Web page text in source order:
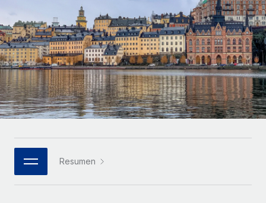
INFRAESTRUCTURA
Conexión Remote
Integra los RR. HH. en tus flujos de trabajo sin
complicaciones.
Plataforma
Funciones esenciales de RR. HH. integradas para tu
Conectar
Conecta cualquier herramienta de IA con Remote
empresas en crecimiento.
Mediana empresa
Amplía tu equipo con soluciones de RR. HH.
personalizadas.
Empresa
RR. HH. globales para grandes empresas.
ASOCIARSE
Socios tecnológicos estratégicos
Integra la gestión de los RR. HH. globales en tu
APRENDIZAJE CON REMOTE
Guías y recursos
Casos prácticos
Glosario de RR. HH.
Listas de verificación y plantillas
Biblioteca de descripciones de puestos
Webinarios
Español
Italiano
Português (Portugal)
日本語
한국어
中文（简体）Resumen